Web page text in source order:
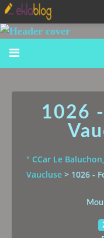
1026
" CCar Le
Vaucluse > 1026 -